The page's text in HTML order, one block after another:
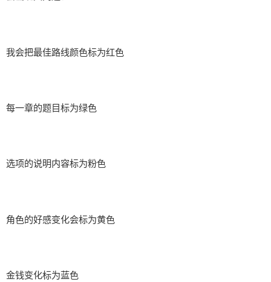
我会把最佳路线颜色标为红色
每一章的题目标为绿色
选项的说明内容标为粉色
角色的好感变化会标为黄色
金钱变化标为蓝色